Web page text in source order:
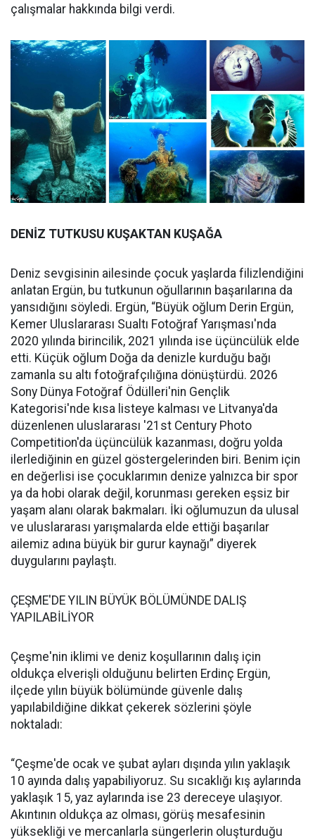
çalışmalar hakkında bilgi verdi.
DENİZ TUTKUSU KUŞAKTAN KUŞAĞA
Deniz sevgisinin ailesinde çocuk yaşlarda filizlendiğini
anlatan Ergün, bu tutkunun oğullarının başarılarına da
yansıdığını söyledi. Ergün, “Büyük oğlum Derin Ergün,
Kemer Uluslararası Sualtı Fotoğraf Yarışması'nda
2020 yılında birincilik, 2021 yılında ise üçüncülük elde
etti. Küçük oğlum Doğa da denizle kurduğu bağı
zamanla su altı fotoğrafçılığına dönüştürdü. 2026
Sony Dünya Fotoğraf Ödülleri'nin Gençlik
Kategorisi'nde kısa listeye kalması ve Litvanya'da
düzenlenen uluslararası '21st Century Photo
Competition'da üçüncülük kazanması, doğru yolda
ilerlediğinin en güzel göstergelerinden biri. Benim için
en değerlisi ise çocuklarımın denize yalnızca bir spor
ya da hobi olarak değil, korunması gereken eşsiz bir
yaşam alanı olarak bakmaları. İki oğlumuzun da ulusal
ve uluslararası yarışmalarda elde ettiği başarılar
ailemiz adına büyük bir gurur kaynağı” diyerek
duygularını paylaştı.
ÇEŞME'DE YILIN BÜYÜK BÖLÜMÜNDE DALIŞ
YAPILABİLİYOR
Çeşme'nin iklimi ve deniz koşullarının dalış için
oldukça elverişli olduğunu belirten Erdinç Ergün,
ilçede yılın büyük bölümünde güvenle dalış
yapılabildiğine dikkat çekerek sözlerini şöyle
noktaladı:
“Çeşme'de ocak ve şubat ayları dışında yılın yaklaşık
10 ayında dalış yapabiliyoruz. Su sıcaklığı kış aylarında
yaklaşık 15, yaz aylarında ise 23 dereceye ulaşıyor.
Akıntının oldukça az olması, görüş mesafesinin
yüksekliği ve mercanlarla süngerlerin oluşturduğu